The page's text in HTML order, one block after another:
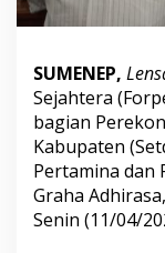
SUMENEP,
Sejahtera
bagian
Kabupaten
Pertamina dan
Graha
Senin (11/04/